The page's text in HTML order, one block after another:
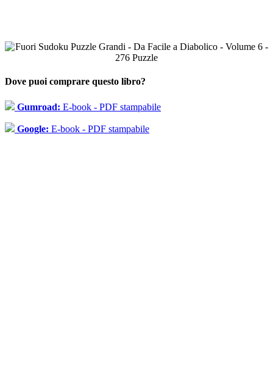
Dove puoi comprare questo libro?
Gumroad: E-book - PDF stampabile
Google: E-book - PDF stampabile